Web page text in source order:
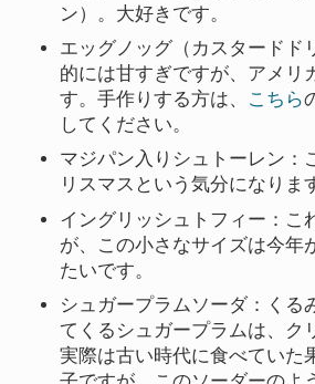
ン）。大好きです。
エッグノッグ（カスタードド
的には甘すぎですが、アメリ
す。手作りする方は、 こちら
してください。
マジパン入りシュトーレン：
リスマスという気分になりま
イングリッシュトフィー：こ
が、この小さなサイズは今年
たいです。
シュガープラムソーダ：くる
てくるシュガープラムは、ク
実際は古い時代に食べていた